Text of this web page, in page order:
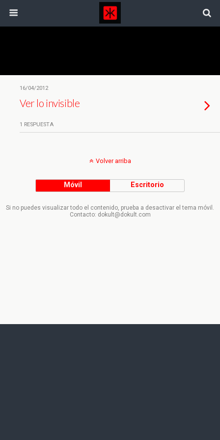
16/04/2012
Ver lo invisible
1 RESPUESTA
Volver arriba
Móvil Escritorio
Si no puedes visualizar todo el contenido, prueba a desactivar el tema móvil.
Contacto: dokult@dokult.com